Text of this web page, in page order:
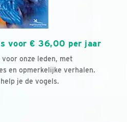
voor € 36,00 per jaar
onze leden, met
en opmerkelijke verhalen.
je de vogels.